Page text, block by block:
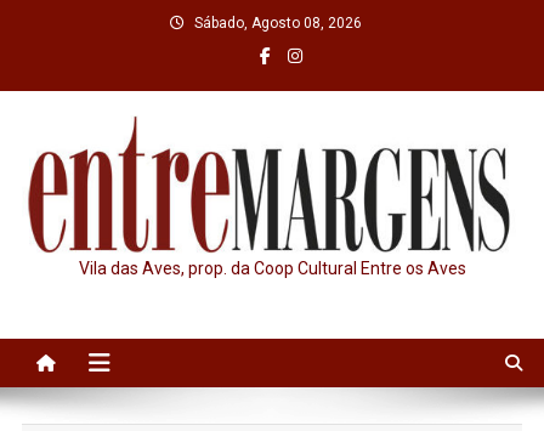
Sábado, Agosto 08, 2026
Vila das Aves, prop. da Coop Cultural Entre os Aves